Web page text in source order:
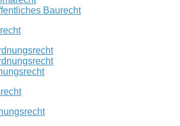
Baurecht